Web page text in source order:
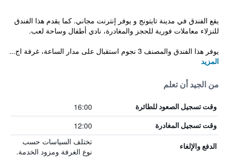
يقع الفندق في مدينة تايتونج و يوفر إنترنت مجاني. كما يقدم هذا الفندق
للنزلاء معاملات فورية للحجز والمغادرة، نادي أطفال وساحة لعب.
يوفر هذا الفندق والمصنف 3 نجوم استقبال على مدار الساعة، غرفة اج...
المزيد
من الجيد أن تعلم
وقت تسجيل الصعود للطائرة 16:00
وقت تسجيل المغادرة 12:00
الدفع والإلغاء
تختلف السياسات حسب
نوع الغرفة ومزود الخدمة.